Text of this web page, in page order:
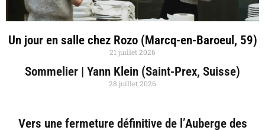
Un jour en salle chez Rozo (Marcq-en-Baroeul, 59)
21 juillet 2026
Sommelier | Yann Klein (Saint-Prex, Suisse)
28 juillet 2026
Vers une fermeture définitive de l’Auberge des